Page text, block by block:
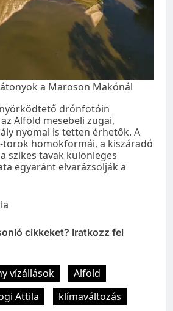
a Maroson Makónál
drónfotóin
Alföld mesebeli zugai,
nyomai is tetten érhetők. A
torok homokformái, a kiszáradó
szikes tavak különleges
egyaránt elvarázsolják a
cikkeket? Iratkozz fel
vízállások
Alföld
Attila klímaváltozás